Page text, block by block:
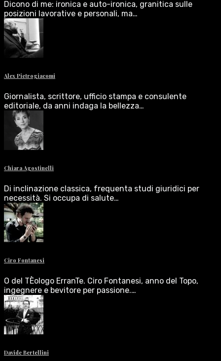
Dicono di me: ironica e auto-ironica, granitica sulle
posizioni lavorative e personali, ma…
Alex Pietrogiacomi
Giornalista, scrittore, ufficio stampa e consulente
editoriale, da anni indaga la bellezza…
Chiara Agostinelli
Di inclinazione classica, frequenta studi giuridici per
necessità. Si occupa di salute…
Ciro Fontanesi
O del TÈologo ErranTe. Ciro Fontanesi, anno del Topo,
ingegnere e bevitore per passione.…
Davide Bertellini